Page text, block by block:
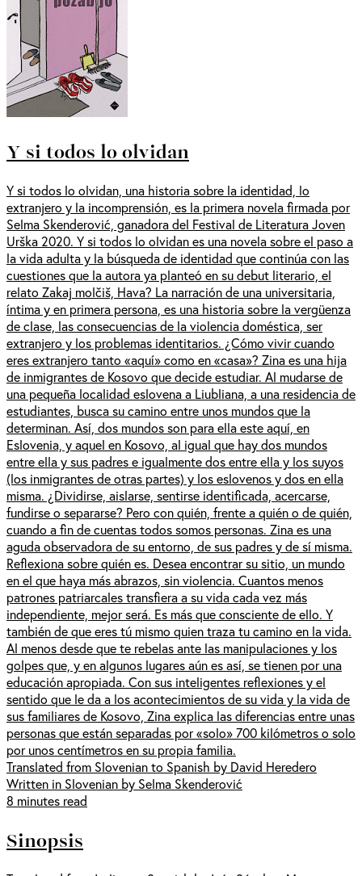
Y si todos lo olvidan
Y si todos lo olvidan, una historia sobre la identidad, lo
extranjero y la incomprensión, es la primera novela firmada por
Selma Skenderović, ganadora del Festival de Literatura Joven
Urška 2020. Y si todos lo olvidan es una novela sobre el paso a
la vida adulta y la búsqueda de identidad que continúa con las
cuestiones que la autora ya planteó en su debut literario, el
relato Zakaj molčiš, Hava? La narración de una universitaria,
íntima y en primera persona, es una historia sobre la vergüenza
de clase, las consecuencias de la violencia doméstica, ser
extranjero y los problemas identitarios. ¿Cómo vivir cuando
eres extranjero tanto «aquí» como en «casa»? Zina es una hija
de inmigrantes de Kosovo que decide estudiar. Al mudarse de
una pequeña localidad eslovena a Liubliana, a una residencia de
estudiantes, busca su camino entre unos mundos que la
determinan. Así, dos mundos son para ella este aquí, en
Eslovenia, y aquel en Kosovo, al igual que hay dos mundos
entre ella y sus padres e igualmente dos entre ella y los suyos
(los inmigrantes de otras partes) y los eslovenos y dos en ella
misma. ¿Dividirse, aislarse, sentirse identificada, acercarse,
fundirse o separarse? Pero con quién, frente a quién o de quién,
cuando a fin de cuentas todos somos personas. Zina es una
aguda observadora de su entorno, de sus padres y de sí misma.
Reflexiona sobre quién es. Desea encontrar su sitio, un mundo
en el que haya más abrazos, sin violencia. Cuantos menos
patrones patriarcales transfiera a su vida cada vez más
independiente, mejor será. Es más que consciente de ello. Y
también de que eres tú mismo quien traza tu camino en la vida.
Al menos desde que te rebelas ante las manipulaciones y los
golpes que, y en algunos lugares aún es así, se tienen por una
educación apropiada. Con sus inteligentes reflexiones y el
sentido que le da a los acontecimientos de su vida y la vida de
sus familiares de Kosovo, Zina explica las diferencias entre unas
personas que están separadas por «solo» 700 kilómetros o solo
por unos centímetros en su propia familia.
Translated from Slovenian to Spanish by David Heredero
Written in Slovenian by Selma Skenderović
8 minutes read
Sinopsis